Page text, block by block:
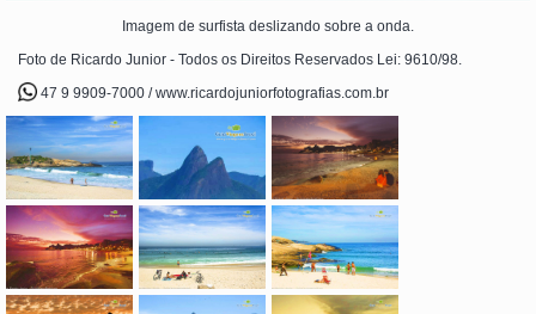
Imagem de surfista deslizando sobre a onda.
Foto de Ricardo Junior - Todos os Direitos Reservados Lei: 9610/98.
47 9 9909-7000 / www.ricardojuniorfotografias.com.br